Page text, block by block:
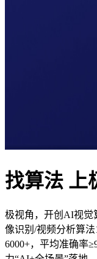
找算法 上
极视角，开创AI视觉
像识别/视频分析算法
6000+，平均准确率